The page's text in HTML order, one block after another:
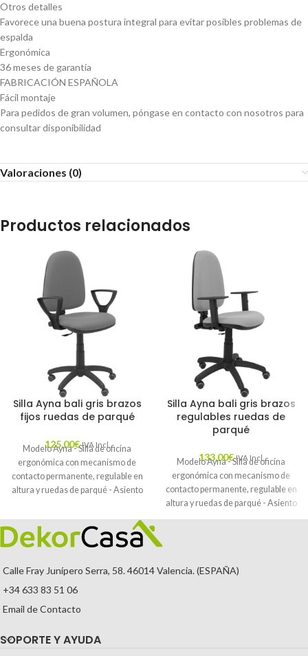
Otros detalles
Favorece una buena postura integral para evitar posibles problemas de
espalda
Ergonómica
36 meses de garantía
FABRICACIÓN ESPAÑOLA
Fácil montaje
Para pedidos de gran volumen, póngase en contacto con nosotros para
consultar disponibilidad
Valoraciones (0)
Productos relacionados
Silla Ayna bali gris brazos
fijos ruedas de parqué
125,00€ IVA Incl.
Modelo Ayna - Silla de oficina
ergonómica con mecanismo de
contacto permanente, regulable en
altura y ruedas de parqué - Asiento
color gris (BRAZOS FIJOS
INCLUIDOS)
Silla Ayna bali gris brazos
regulables ruedas de
parqué
133,00€ IVA Incl.
Modelo Ayna - Silla de oficina
ergonómica con mecanismo de
contacto permanente, regulable en
altura y ruedas de parqué - Asiento
y respaldo tapizados en tejido BALI
Calle Fray Junípero Serra, 58. 46014 Valencia. (ESPAÑA)
+34 633 83 51 06
Email de Contacto
SOPORTE Y AYUDA